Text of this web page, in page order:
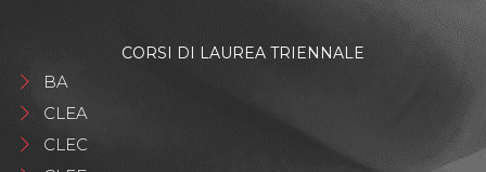
CORSI DI LAUREA TRIENNALE
BA
CLEA
CLEC